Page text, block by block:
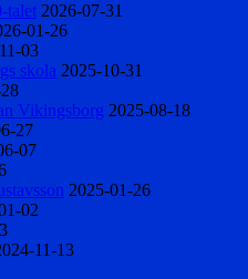
talet 2026-07-31
01-26
03
skola 2025-10-31
Vikingsborg 2025-08-18
27
07
2025-01-26
02
11-13